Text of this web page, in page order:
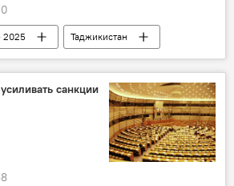
2025
Таджикистан
Происшествия, ЧП, криминал
области
санкции